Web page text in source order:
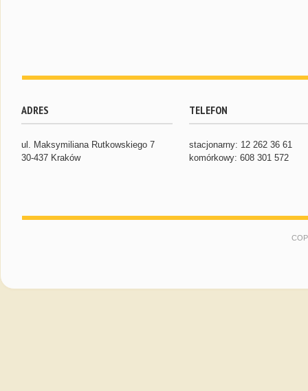
ADRES
ul. Maksymiliana Rutkowskiego 7
30-437 Kraków
TELEFON
stacjonarny: 12 262 36 61
komórkowy: 608 301 572